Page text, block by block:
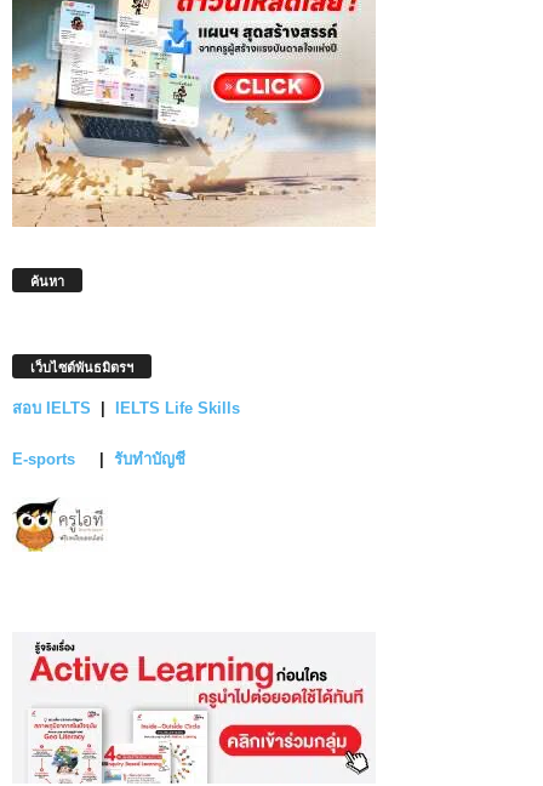
ค้นหา
เว็บไซต์พันธมิตรฯ
สอบ IELTS IELTS Life Skills
E-sports รับทำบัญชี